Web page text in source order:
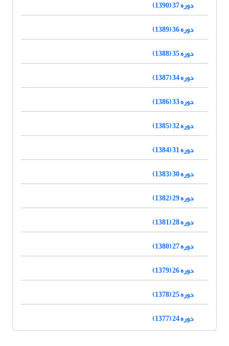
دوره 37 (1390)
دوره 36 (1389)
دوره 35 (1388)
دوره 34 (1387)
دوره 33 (1386)
دوره 32 (1385)
دوره 31 (1384)
دوره 30 (1383)
دوره 29 (1382)
دوره 28 (1381)
دوره 27 (1380)
دوره 26 (1379)
دوره 25 (1378)
دوره 24 (1377)